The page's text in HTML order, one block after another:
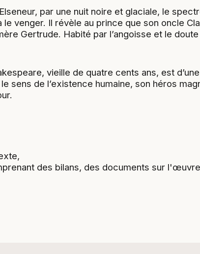
par une nuit noire et glaciale, le
venger. Il révèle au prince que son oncle
Gertrude. Habité par l’angoisse et le
vieille de quatre cents ans, est
sens de l’existence humaine, son héros
des bilans, des documents sur